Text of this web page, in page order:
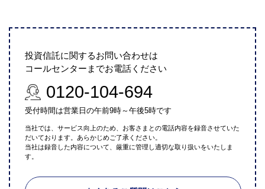
投資信託に関するお問い合わせは
コールセンターまでお電話ください
0120-104-694
受付時間は営業日の午前9時～午後5時です
当社では、サービス向上のため、お客さまとの電話内容を録音させていた
だいております。あらかじめご了承ください。
当社は録音した内容について、厳重に管理し適切な取り扱いをいたしま
す。